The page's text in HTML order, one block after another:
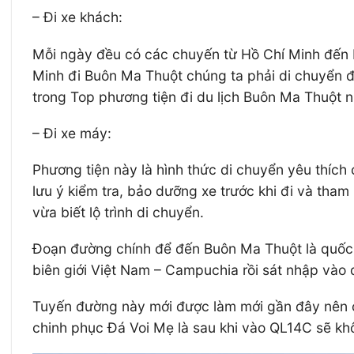
– Đi xe khách:
Mỗi ngày đều có các chuyến từ Hồ Chí Minh
Minh đi Buôn Ma Thuột chúng ta phải di chuyển
trong Top phương tiện đi du lịch Buôn Ma Thuột
– Đi xe máy:
Phương tiện này là hình thức di chuyển yêu
lưu ý kiểm tra, bảo dưỡng xe trước khi đi và
vừa biết lộ trình di chuyển.
Đoạn đường chính để đến Buôn Ma Thuột là
biên giới Việt Nam – Campuchia rồi sát nhập vào
Tuyến đường này mới được làm mới gần đây
chinh phục Đá Voi Mẹ là sau khi vào QL14C sẽ